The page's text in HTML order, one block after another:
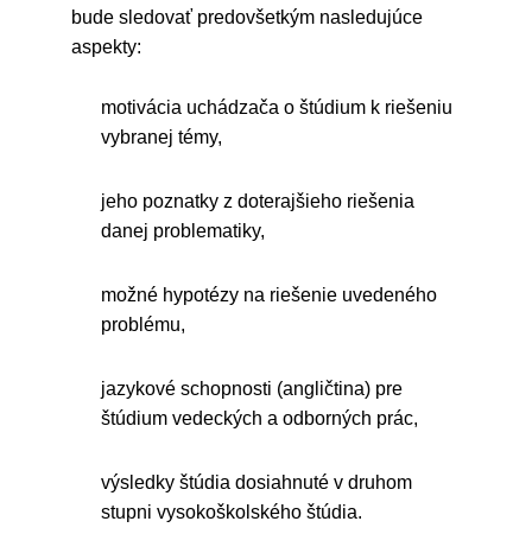
bude sledovať predovšetkým nasledujúce
aspekty:
motivácia uchádzača o štúdium k riešeniu
vybranej témy,
jeho poznatky z doterajšieho riešenia
danej problematiky,
možné hypotézy na riešenie uvedeného
problému,
jazykové schopnosti (angličtina) pre
štúdium vedeckých a odborných prác,
výsledky štúdia dosiahnuté v druhom
stupni vysokoškolského štúdia.